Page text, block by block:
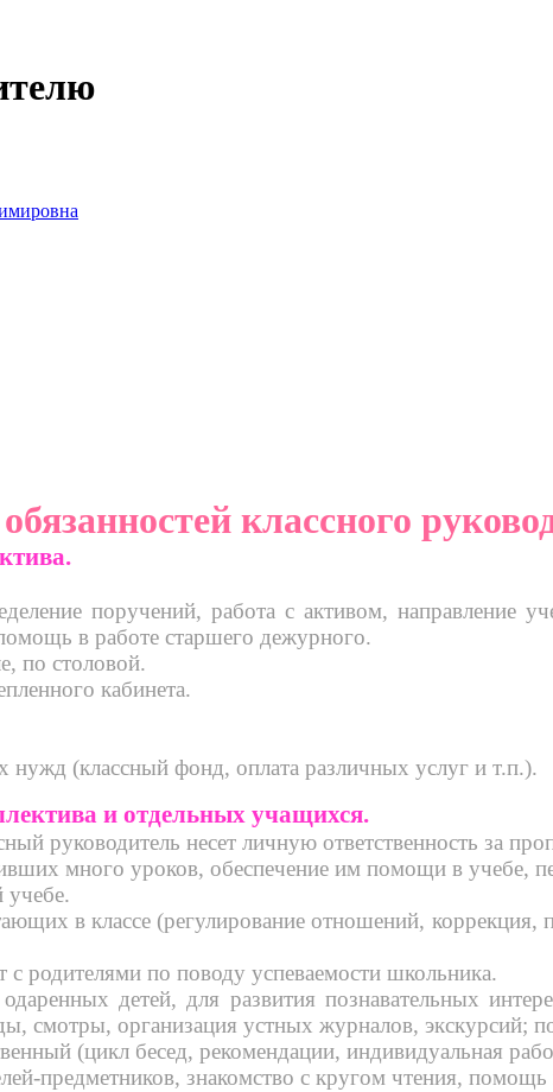
классного
поручений, работа с активом, направление
в работе старшего дежурного.
по столовой.
кабинета.
нужд (классный фонд, оплата различных услуг и т.п.).
и отдельных учащихся.
руководитель несет личную ответственность за
много уроков, обеспечение им помощи в учебе,
учебе.
в классе (регулирование отношений,
с родителями по поводу успеваемости школьника.
детей, для развития познавательных
смотры, организация устных журналов, экскурсий;
(цикл бесед, рекомендации, индивидуальная
предметников, знакомство с кругом чтения,